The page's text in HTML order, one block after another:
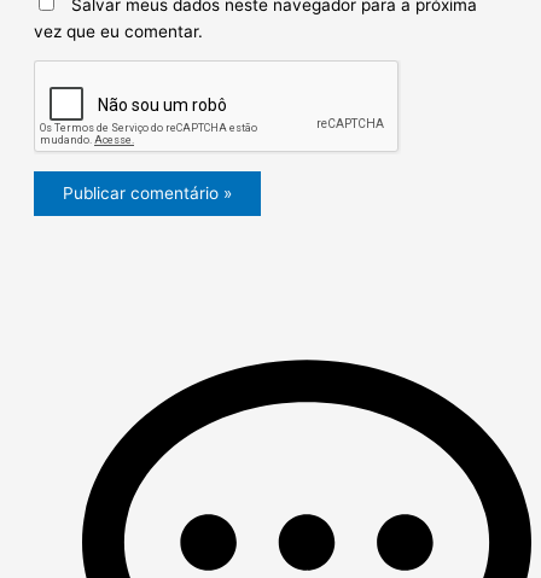
Salvar meus dados neste navegador para a próxima
vez que eu comentar.